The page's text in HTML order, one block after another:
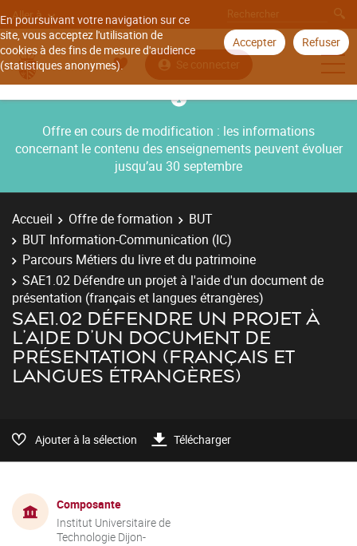
En poursuivant votre navigation sur ce
site, vous acceptez l'utilisation de
cookies à des fins de mesure d'audience
(statistiques anonymes).
Accepter Refuser
Aller à
Se connecter
Offre en cours de modification : les informations
concernant le contenu des enseignements peuvent évoluer
jusqu’au 30 septembre
Accueil Offre de formation
BUT
BUT Information-Communication (IC)
Parcours Métiers du livre et du patrimoine
SAE1.02 Défendre un projet à l'aide d'un document de
présentation (français et langues étrangères)
SAE1.02 DÉFENDRE UN PROJET À
L'AIDE D'UN DOCUMENT DE
PRÉSENTATION (FRANÇAIS ET
LANGUES ÉTRANGÈRES)
Ajouter à la sélection Télécharger
Composante
Institut Universitaire de
Technologie Dijon-